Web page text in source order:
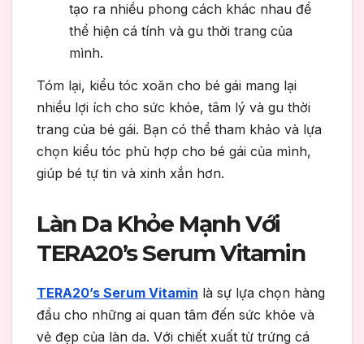
tạo ra nhiều phong cách khác nhau để
thể hiện cá tính và gu thời trang của
mình.
Tóm lại, kiểu tóc xoăn cho bé gái mang lại
nhiều lợi ích cho sức khỏe, tâm lý và gu thời
trang của bé gái. Bạn có thể tham khảo và lựa
chọn kiểu tóc phù hợp cho bé gái của mình,
giúp bé tự tin và xinh xắn hơn.
Làn Da Khỏe Mạnh Với
TERA20’s Serum Vitamin
TERA20’s Serum Vitamin là sự lựa chọn hàng
đầu cho những ai quan tâm đến sức khỏe và
vẻ đẹp của làn da. Với chiết xuất từ trứng cá